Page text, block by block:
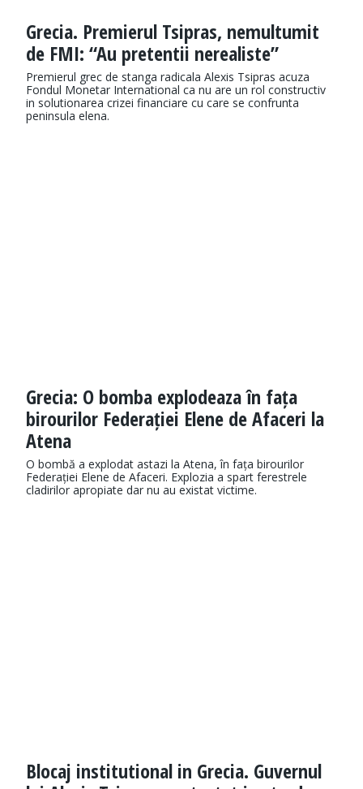
Grecia. Premierul Tsipras, nemultumit
de FMI: “Au pretentii nerealiste”
Premierul grec de stanga radicala Alexis Tsipras acuza
Fondul Monetar International ca nu are un rol constructiv
in solutionarea crizei financiare cu care se confrunta
peninsula elena.
Grecia: O bomba explodeaza în fața
birourilor Federației Elene de Afaceri la
Atena
O bombă a explodat astazi la Atena, în fața birourilor
Federației Elene de Afaceri. Explozia a spart ferestrele
cladirilor apropiate dar nu au existat victime.
Blocaj institutional in Grecia. Guvernul